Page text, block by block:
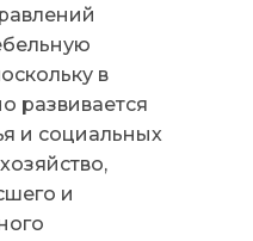
в
развивается
и социальных
и